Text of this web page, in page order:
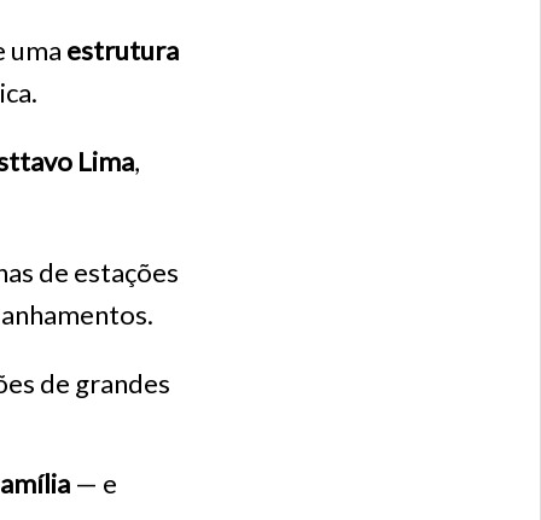
uma estrutura
Lima,
de estações
de grandes
— e